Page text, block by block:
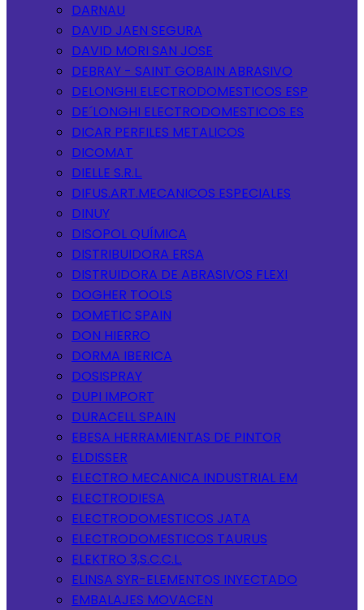
DARNAU
DAVID JAEN SEGURA
DAVID MORI SAN JOSE
DEBRAY - SAINT GOBAIN ABRASIVO
DELONGHI ELECTRODOMESTICOS ESP
DE´LONGHI ELECTRODOMESTICOS ES
DICAR PERFILES METALICOS
DICOMAT
DIELLE S.R.L.
DIFUS.ART.MECANICOS ESPECIALES
DINUY
DISOPOL QUÍMICA
DISTRIBUIDORA ERSA
DISTRUIDORA DE ABRASIVOS FLEXI
DOGHER TOOLS
DOMETIC SPAIN
DON HIERRO
DORMA IBERICA
DOSISPRAY
DUPI IMPORT
DURACELL SPAIN
EBESA HERRAMIENTAS DE PINTOR
ELDISSER
ELECTRO MECANICA INDUSTRIAL EM
ELECTRODIESA
ELECTRODOMESTICOS JATA
ELECTRODOMESTICOS TAURUS
ELEKTRO 3,S.C.C.L.
ELINSA SYR-ELEMENTOS INYECTADO
EMBALAJES MOVACEN